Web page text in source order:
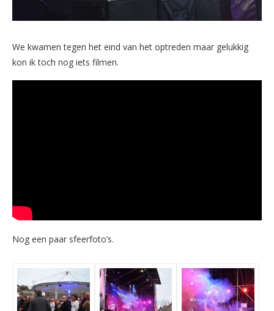
We kwamen tegen het eind van het optreden maar gelukkig
kon ik toch nog iets filmen.
Nog een paar sfeerfoto’s.